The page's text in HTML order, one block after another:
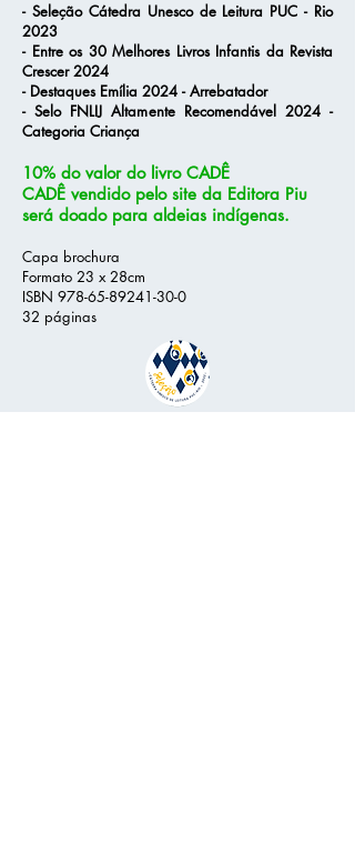
- Seleção Cátedra Unesco de Leitura PUC - Rio
2023
- Entre os 30 Melhores Livros Infantis da Revista
Crescer 2024
- Destaques Emília 2024 - Arrebatador
- Selo FNLIJ Altamente Recomendável 2024 -
Categoria Criança
10% do valor do livro CADÊ
CADÊ vendido pelo site da Editora Piu
será doado para aldeias indígenas.
Capa brochura
Formato ​23 x 28cm
ISBN 978-65-89241-30-0
32 páginas